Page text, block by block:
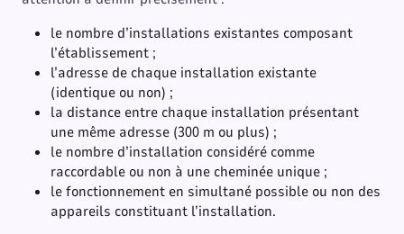
le nombre d’installations existantes composant
l’établissement ;
l’adresse de chaque installation existante
(identique ou non) ;
la distance entre chaque installation présentant
une même adresse (300 m ou plus) ;
le nombre d’installation considéré comme
raccordable ou non à une cheminée unique ;
le fonctionnement en simultané possible ou non des
appareils constituant l’installation.